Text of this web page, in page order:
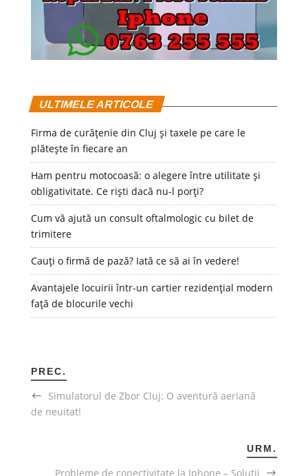
ULTIMELE ARTICOLE
Firma de curățenie din Cluj și taxele pe care le
plătește în fiecare an
Ham pentru motocoasă: o alegere între utilitate și
obligativitate. Ce riști dacă nu-l porți?
Cum vă ajută un consult oftalmologic cu bilet de
trimitere
Cauți o firmă de pază? Iată ce să ai în vedere!
Avantajele locuirii într-un cartier rezidențial modern
față de blocurile vechi
PREC.
Simulatorul de Zbor Cluj: O aventură aeriană
de neuitat!
URM.
Probleme de conectivitate la Iphone – Solutii